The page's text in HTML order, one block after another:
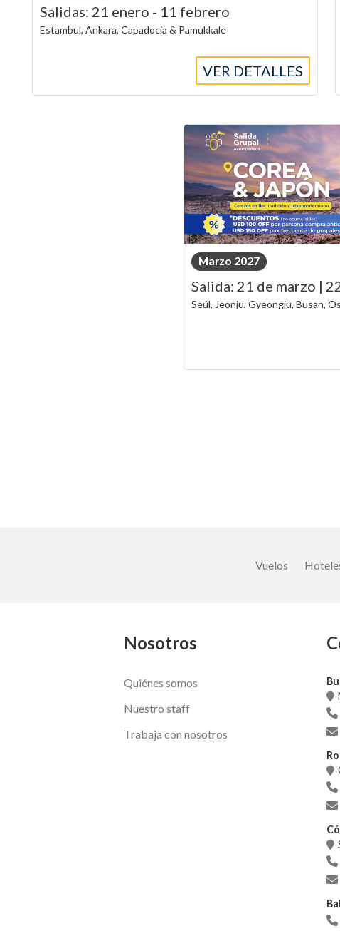
Salidas: 21 enero - 11 febrero
Estambul, Ankara, Capadocia & Pamukkale
VER DETALLES
Marzo 2027
Salida: 21 de marzo |
Vuelos
Nosotros
Quiénes somos
Nuestro staff
Trabaja con nosotros